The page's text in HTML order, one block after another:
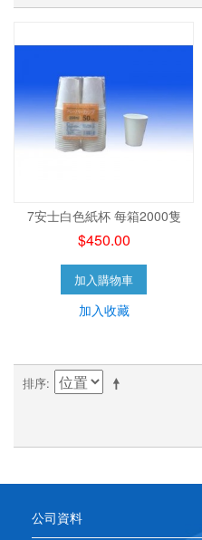
7安士白色紙杯 每箱2000隻
$450.00
加入購物車
加入收藏
排序
公司資料